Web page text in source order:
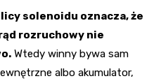
solenoidu oznacza, że
rozruchowy nie
Wtedy winny bywa sam
albo akumulator,